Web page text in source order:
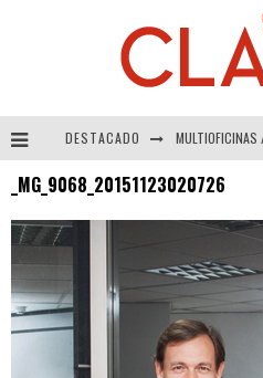
DESTACADO
_MG_9068_20151123020726